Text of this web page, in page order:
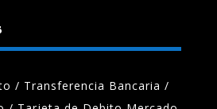
/ Transferencia Bancaria /